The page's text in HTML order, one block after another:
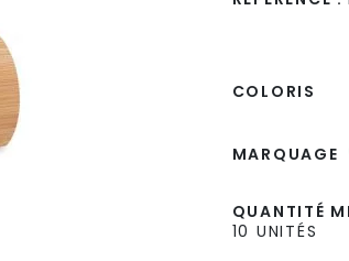
COLORIS
MARQUAGE
QUANTITÉ
10 UNITÉS